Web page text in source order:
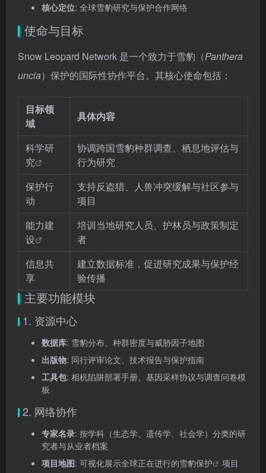
核心定位: 全球雪豹研究与保护合作网络
使命与目标
Snow Leopard Network 是一个致力于雪豹（Panthera
uncia）保护的国际性协作平台。其核心使命包括：
目标领
域
具体内容
科学研
究
协调跨国雪豹种群调查、栖息地评估与
行为研究
保护行
动
支持反盗猎、人兽冲突缓解与社区参与
项目
能力建
设
培训当地研究人员、护林员与政策制定
者
信息共
享
建立数据标准，促进研究成果与保护经
验传播
主要功能模块
1. 资源中心
数据库: 雪豹分布、种群密度与威胁因子地图
出版物: 同行评审论文、技术报告与保护指南
工具包: 相机陷阱部署手册、基因采样协议与调查问卷模
板
2. 网络协作
专家名录: 按学科（生态学、遗传学、社会学）分类的研
究者与从业者档案
项目地图: 可视化展示全球正在进行的雪豹保护
项目